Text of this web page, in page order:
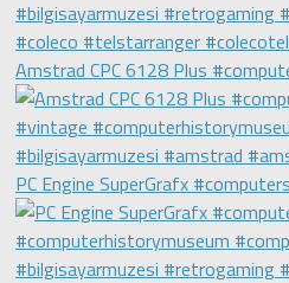
Amstrad CPC 6128 Plus
PC Engine SuperGrafx